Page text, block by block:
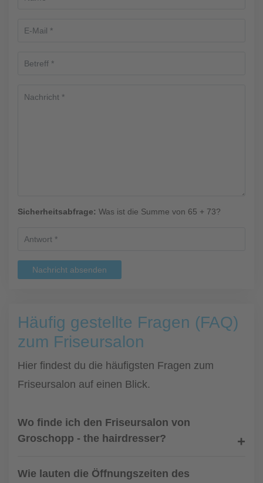
Sicherheitsabfrage: Was ist die Summe von 65 + 73?
Nachricht absenden
Häufig gestellte Fragen (FAQ)
zum Friseursalon
Hier findest du die häufigsten Fragen zum
Friseursalon auf einen Blick.
Wo finde ich den Friseursalon von
Groschopp - the hairdresser?
Wie lauten die Öffnungszeiten des